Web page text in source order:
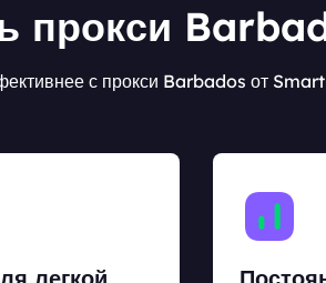
прокси
с прокси Barbados от